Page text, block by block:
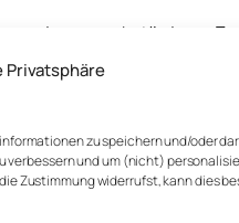
Privatsphäre
zu speichern und/oder
verbessern und um (nicht)
Zustimmung widerrufst, kann dies
einem mehrtägigen
Sie sagten nicht,
was sie wollten.